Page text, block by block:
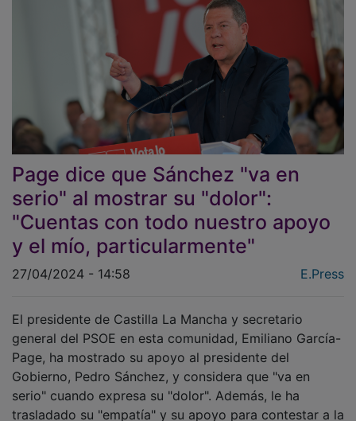
Page dice que Sánchez "va en
serio" al mostrar su "dolor":
"Cuentas con todo nuestro apoyo
y el mío, particularmente"
27/04/2024 - 14:58 E.Press
El presidente de Castilla La Mancha y secretario
general del PSOE en esta comunidad, Emiliano García-
Page, ha mostrado su apoyo al presidente del
Gobierno, Pedro Sánchez, y considera que "va en
serio" cuando expresa su "dolor". Además, le ha
trasladado su "empatía" y su apoyo para contestar a la